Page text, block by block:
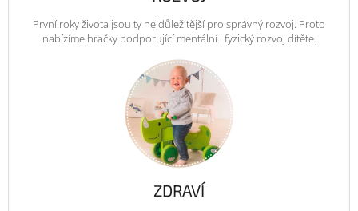
První roky života jsou ty nejdůležitější pro správný rozvoj. Proto
nabízíme hračky podporující mentální i fyzický rozvoj dítěte.
ZDRAVÍ